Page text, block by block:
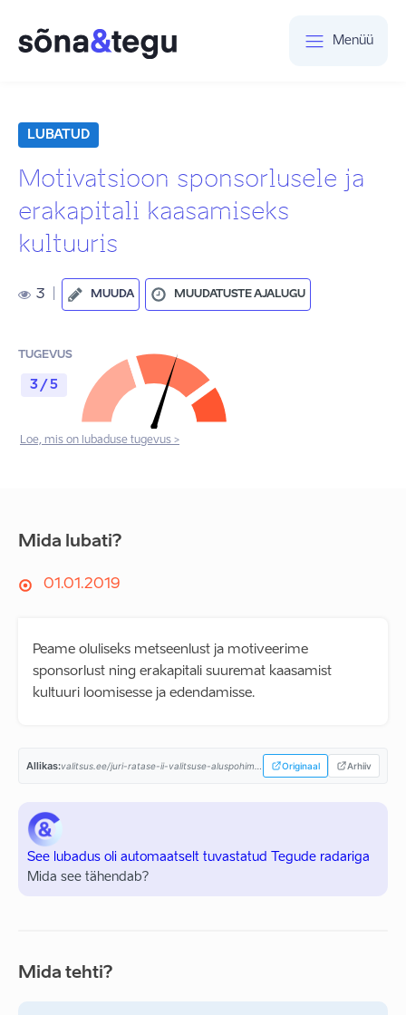
Menüü
LUBATUD
Motivatsioon sponsorlusele ja
erakapitali kaasamiseks
kultuuris
3 MUUDA MUUDATUSTE AJALUGU
TUGEVUS
3 / 5
Loe, mis on lubaduse tugevus >
Mida lubati?
01.01.2019
Peame oluliseks metseenlust ja motiveerime
sponsorlust ning erakapitali suuremat kaasamist
kultuuri loomisesse ja edendamisse.
Allikas: Originaal Arhiiv
See lubadus oli automaatselt tuvastatud Tegude radariga
Mida see tähendab?
Mida tehti?